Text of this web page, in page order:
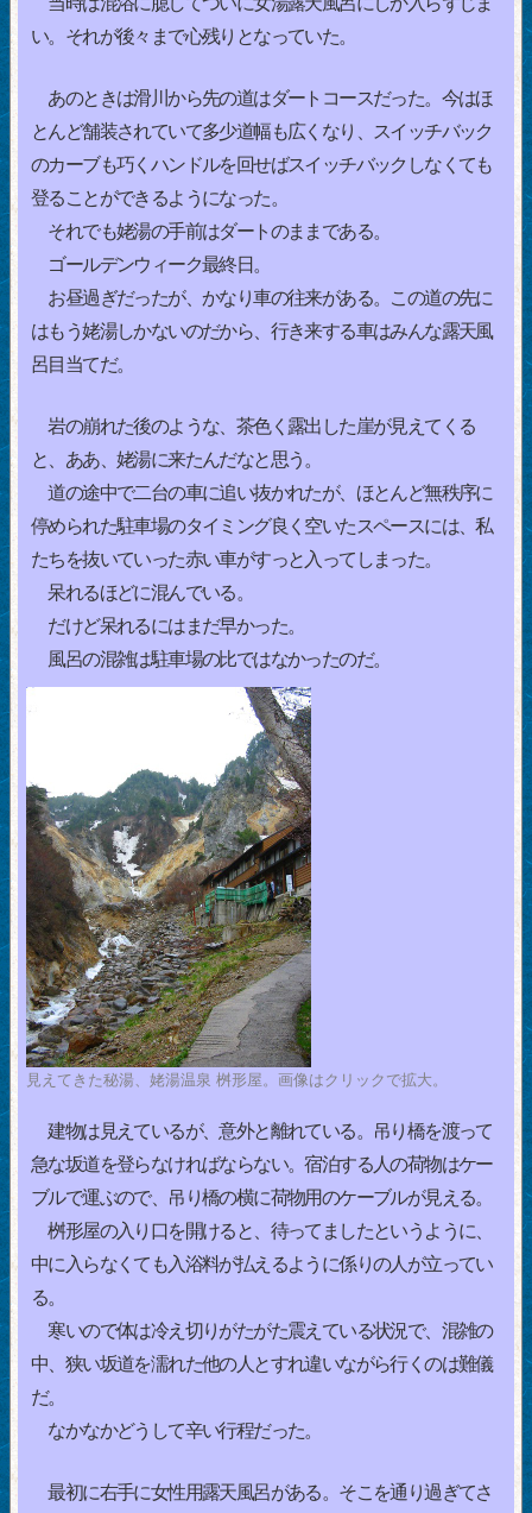
い。それが後々まで心残りとなっていた。
あのときは滑川から先の道はダートコースだった。今はほ
とんど舗装されていて多少道幅も広くなり、スイッチバック
のカーブも巧くハンドルを回せばスイッチバックしなくても
登ることができるようになった。
それでも姥湯の手前はダートのままである。
ゴールデンウィーク最終日。
お昼過ぎだったが、かなり車の往来がある。この道の先に
はもう姥湯しかないのだから、行き来する車はみんな露天風
呂目当てだ。
岩の崩れた後のような、茶色く露出した崖が見えてくる
と、ああ、姥湯に来たんだなと思う。
道の途中で二台の車に追い抜かれたが、ほとんど無秩序に
停められた駐車場のタイミング良く空いたスペースには、私
たちを抜いていった赤い車がすっと入ってしまった。
呆れるほどに混んでいる。
だけど呆れるにはまだ早かった。
風呂の混雑は駐車場の比ではなかったのだ。
見えてきた秘湯、姥湯温泉 桝形屋。画像はクリックで拡大。
建物は見えているが、意外と離れている。吊り橋を渡って
急な坂道を登らなければならない。宿泊する人の荷物はケー
ブルで運ぶので、吊り橋の横に荷物用のケーブルが見える。
桝形屋の入り口を開けると、待ってましたというように、
中に入らなくても入浴料が払えるように係りの人が立ってい
る。
寒いので体は冷え切りがたがた震えている状況で、混雑の
中、狭い坂道を濡れた他の人とすれ違いながら行くのは難儀
だ。
なかなかどうして辛い行程だった。
最初に右手に女性用露天風呂がある。そこを通り過ぎてさ